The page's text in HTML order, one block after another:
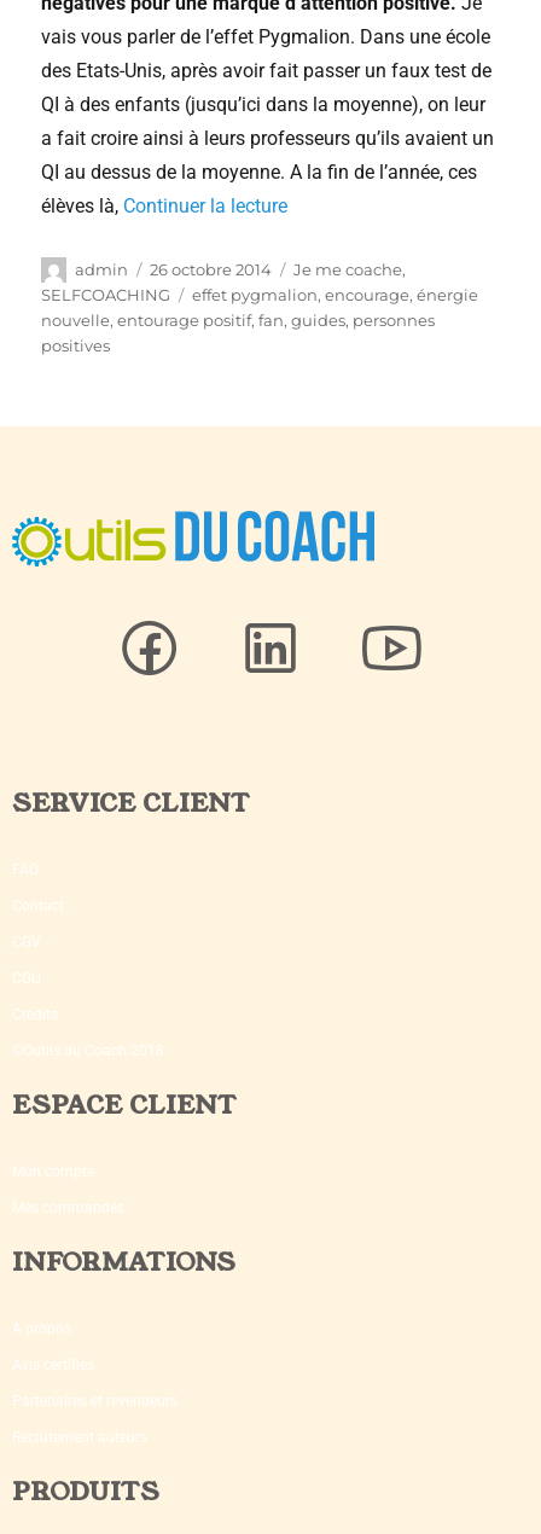
vais vous parler de l’effet Pygmalion. Dans une école
des Etats-Unis, après avoir fait passer un faux test de
QI à des enfants (jusqu’ici dans la moyenne), on leur
a fait croire ainsi à leurs professeurs qu’ils avaient un
QI au dessus de la moyenne. A la fin de l’année, ces
élèves là, Continuer la lecture
admin 26 octobre 2014 Je me coache,
SELFCOACHING
effet pygmalion,encourage,énergie
nouvelle,entourage positif,fan,guides, personnes
positives
SERVICE CLIENT
FAQ
Contact
CGV
CGU
Crédits
©Outils du Coach 2018
ESPACE CLIENT
Mon compte
Mes commandes
INFORMATIONS
A propos
Avis certifiés
Partenaires et revendeurs
Recrutement auteurs
PRODUITS